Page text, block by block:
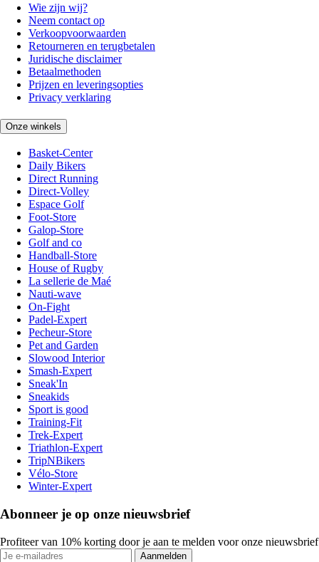
Wie zijn wij?
Neem contact op
Verkoopvoorwaarden
Retourneren en terugbetalen
Juridische disclaimer
Betaalmethoden
Prijzen en leveringsopties
Privacy verklaring
Onze winkels
Basket-Center
Daily Bikers
Direct Running
Direct-Volley
Espace Golf
Foot-Store
Galop-Store
Golf and co
Handball-Store
House of Rugby
La sellerie de Maé
Nauti-wave
On-Fight
Padel-Expert
Pecheur-Store
Pet and Garden
Slowood Interior
Smash-Expert
Sneak'In
Sneakids
Sport is good
Training-Fit
Trek-Expert
Triathlon-Expert
TripNBikers
Vélo-Store
Winter-Expert
Abonneer je op onze nieuwsbrief
Profiteer van 10% korting door je aan te melden voor onze nieuwsbrief
Aanmelden